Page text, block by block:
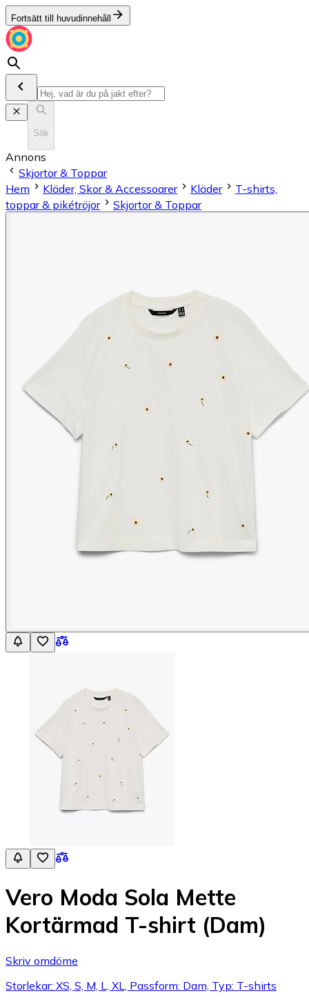
Fortsätt till huvudinnehåll
Sök
Annons
Skjortor & Toppar
Hem
Kläder, Skor & Accessoarer Kläder
T-shirts,
toppar & pikétröjor
Skjortor & Toppar
Vero Moda Sola Mette
Kortärmad T-shirt (Dam)
Skriv omdöme
Storlekar: XS, S, M, L, XL, Passform: Dam, Typ: T-shirts